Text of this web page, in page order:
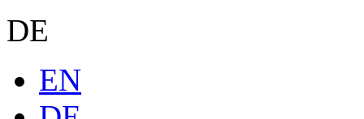
DE
EN